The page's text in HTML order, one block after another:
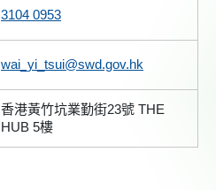
3104 0953
wai_yi_tsui@swd.gov.hk
香港黃竹坑業勤街23號 THE
HUB 5樓